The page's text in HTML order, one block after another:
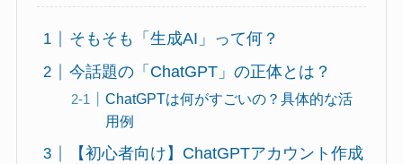
そもそも「生成AI」って何？
今話題の「ChatGPT」の正体とは？
ChatGPTは何がすごいの？具体的な活
用例
【初心者向け】ChatGPTアカウント作成